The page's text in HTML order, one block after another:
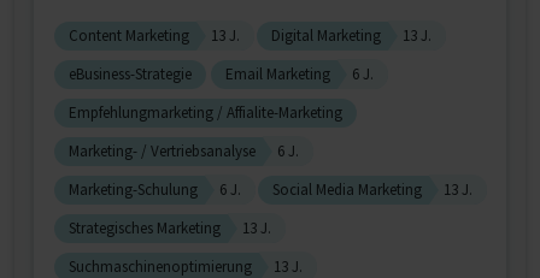
Content Marketing 13 J. Digital Marketing
13 J.
eBusiness-Strategie
Email Marketing
6 J.
Empfehlungmarketing / Affialite-Marketing
Marketing- / Vertriebsanalyse
6 J.
Marketing-Schulung
6 J. Social Media Marketing
13 J.
Strategisches Marketing
13 J.
Suchmaschinenoptimierung
13 J.